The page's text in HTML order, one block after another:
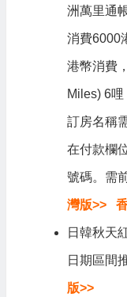
洲萬里通
消費6000
港幣消費
Miles) 6哩
訂房名稱
在付款欄
號碼。需
灣版>>
日韓秋天
日期區間
版>>